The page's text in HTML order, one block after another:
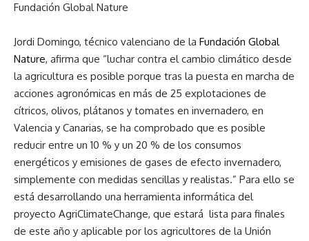
Fundación Global Nature
Jordi Domingo, técnico valenciano de la Fundación Global
Nature, afirma que “luchar contra el cambio climático desde
la agricultura es posible porque tras la puesta en marcha de
acciones agronómicas en más de 25 explotaciones de
cítricos, olivos, plátanos y tomates en invernadero, en
Valencia y Canarias, se ha comprobado que es posible
reducir entre un 10 % y un 20 % de los consumos
energéticos y emisiones de gases de efecto invernadero,
simplemente con medidas sencillas y realistas.” Para ello se
está desarrollando una herramienta informática del
proyecto AgriClimateChange, que estará lista para finales
de este año y aplicable por los agricultores de la Unión